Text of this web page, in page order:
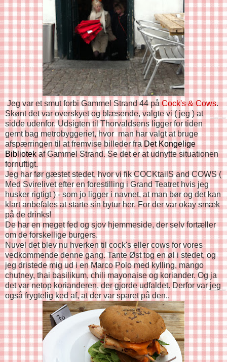
Jeg var et smut forbi Gammel Strand 44 påCock's & Cows.
Skønt det var overskyet og blæsende, valgte vi ( jeg ) at
sidde udenfor. Udsigten til Thorvaldsens ligger for tiden
gemt bag metrobyggeriet, hvor man har valgt at bruge
afspærringen til at fremvise billeder fraDet Kongelige
Bibliotekaf Gammel Strand. Se det er at udnytte situationen
fornuftigt.
Jeg har før gæstet stedet, hvor vi fik COCKtailS and COWS (
Med Svirelivet efter en forestilling i Grand Teatret hvis jeg
husker rigtigt ) - som jo ligger i navnet, at man bør og det kan
klart anbefales at starte sin bytur her. For der var okay smæk
på de drinks!
De har en meget fed og sjov hjemmeside, der selv fortæller
om de forskellige burgers.
Nuvel det blev nu hverken til cock's eller cows for vores
vedkommende denne gang. Tante Øst tog en øl i stedet, og
jeg dristede mig ud i en Marco Polo med kylling, mango
chutney, thai basilikum, chili mayonaise og koriander. Og ja
det var netop korianderen, der gjorde udfaldet. Derfor var jeg
også frygtelig ked af, at der var sparet på den..